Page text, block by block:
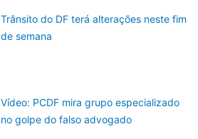
Trânsito do DF terá alterações neste fim
de semana
Vídeo: PCDF mira grupo especializado
no golpe do falso advogado